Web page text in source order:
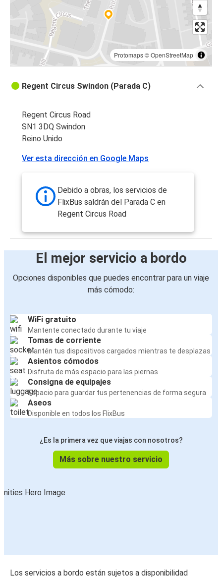
Protomaps©OpenStreetMap
Regent Circus Swindon (Parada C)
Regent Circus Road
SN1 3DQ Swindon
Reino Unido
Ver esta dirección en Google Maps
Debido a obras, los servicios de
FlixBus saldrán del Parada C en
Regent Circus Road
El mejor servicio a bordo
Opciones disponibles que puedes encontrar para un viaje
más cómodo:
WiFi gratuito
Mantente conectado durante tu viaje
Tomas de corriente
Mantén tus dispositivos cargados mientras te desplazas
Asientos cómodos
Disfruta de más espacio para las piernas
Consigna de equipajes
Espacio para guardar tus pertenencias de forma segura
Aseos
Disponible en todos los FlixBus
¿Es la primera vez que viajas con nosotros?
Más sobre nuestro servicio
Los servicios a bordo están sujetos a disponibilidad